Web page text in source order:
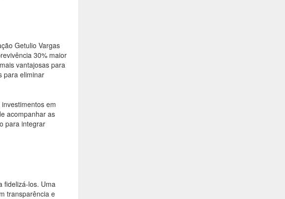
Getulio Vargas
30% maior
vantajosas para
para eliminar
em
acompanhar as
para integrar
fidelizá-los. Uma
transparência e